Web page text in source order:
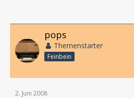
pops
Themenstarter
Feinbein
2. Juni 2008